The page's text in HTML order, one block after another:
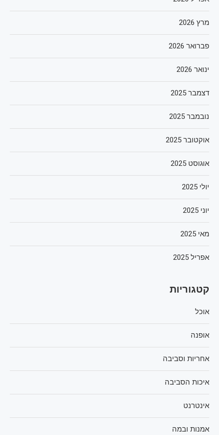
מרץ 2026
פברואר 2026
ינואר 2026
דצמבר 2025
נובמבר 2025
אוקטובר 2025
אוגוסט 2025
יולי 2025
יוני 2025
מאי 2025
אפריל 2025
קטגוריות
אוכל
אופנה
אחריות וסביבה
איכות הסביבה
אינטרנט
אמנות ובמה